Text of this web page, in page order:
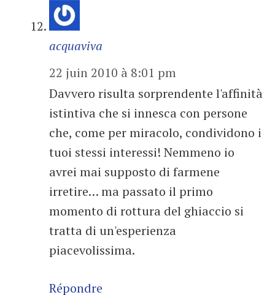
acquaviva
22 juin 2010 à 8:01 pm
Davvero risulta sorprendente l'affinità
istintiva che si innesca con persone
che, come per miracolo, condividono i
tuoi stessi interessi! Nemmeno io
avrei mai supposto di farmene
irretire… ma passato il primo
momento di rottura del ghiaccio si
tratta di un'esperienza
piacevolissima.
Répondre